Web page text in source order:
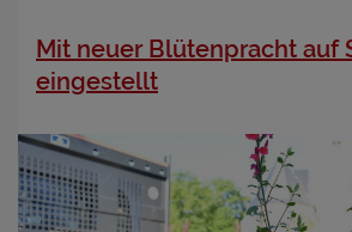
Mit neuer Blütenpracht auf
eingestellt